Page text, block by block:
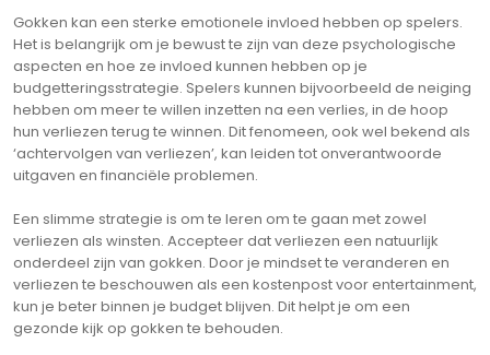
Gokken kan een sterke emotionele invloed hebben op spelers.
Het is belangrijk om je bewust te zijn van deze psychologische
aspecten en hoe ze invloed kunnen hebben op je
budgetteringsstrategie. Spelers kunnen bijvoorbeeld de neiging
hebben om meer te willen inzetten na een verlies, in de hoop
hun verliezen terug te winnen. Dit fenomeen, ook wel bekend als
‘achtervolgen van verliezen’, kan leiden tot onverantwoorde
uitgaven en financiële problemen.
Een slimme strategie is om te leren om te gaan met zowel
verliezen als winsten. Accepteer dat verliezen een natuurlijk
onderdeel zijn van gokken. Door je mindset te veranderen en
verliezen te beschouwen als een kostenpost voor entertainment,
kun je beter binnen je budget blijven. Dit helpt je om een
gezonde kijk op gokken te behouden.